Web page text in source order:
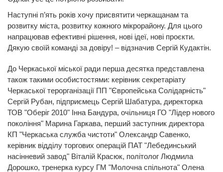
Наступні п’ять років хочу присвятити черкащанам та
розвитку міста, розвитку кожного мікрорайону. Для цього
напрацював ефективні рішення, нові ідеї, нові проєкти.
Дякую своїй команді за довіру! – відзначив Сергій Кудактін.
До Черкаської міської ради перша десятка представлена
також такими особистостями: керівник секретаріату
Черкаської терорганізації ПП "Європейська Солідарність"
Сергій Рубан, підприємець Сергій Шабатура, директорка
ТОВ "Оберіг 2010" Інна Бандура, очільниця ГО "Лідер нового
покоління" Марина Гаркава, перший заступник директора
КП "Черкаська служба чистоти" Олександр Савенко,
керівник відділу торгових операцій ПАТ "Лебединський
насінневий завод" Віталій Красюк, політолог Людмила
Дорошко, тренерка курсу ГМ "Молочна спільнота" Олена